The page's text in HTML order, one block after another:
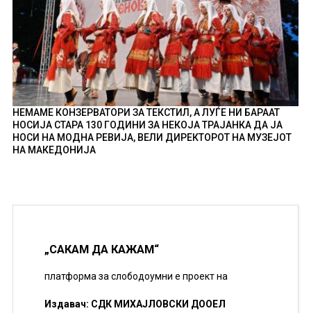
НЕМАМЕ КОНЗЕРВАТОРИ ЗА ТЕКСТИЛ, А ЛУЃЕ НИ БАРААТ
НОСИЈА СТАРА 130 ГОДИНИ ЗА НЕКОЈА ТРАЈАНКА ДА ЈА
НОСИ НА МОДНА РЕВИЈА, ВЕЛИ ДИРЕКТОРОТ НА МУЗЕЈОТ
НА МАКЕДОНИЈА
„САКАМ ДА КАЖАМ“
платформа за слободоумни е проект на
Издавач: СДК МИХАЈЛОВСКИ ДООЕЛ